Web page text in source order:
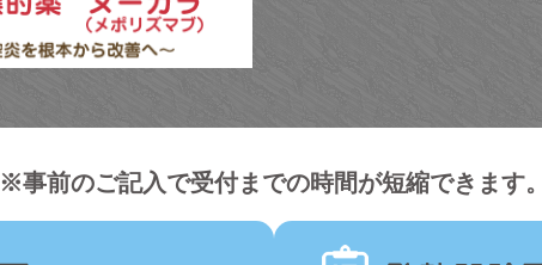
※事前のご記入で受付までの時間が短縮できます